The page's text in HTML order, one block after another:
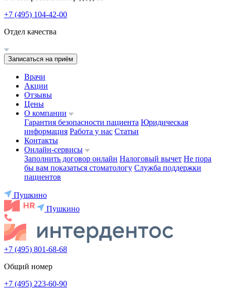
+7 (495) 104-42-00
Отдел качества
Записаться на приём
Врачи
Акции
Отзывы
Цены
О компании
Гарантия безопасности пациента Юридическая
информация Работа у нас Статьи
Контакты
Онлайн-сервисы
Заполнить договор онлайн Налоговый вычет Не пора
бы вам показаться стоматологу Служба поддержки
пациентов
Пушкино
Пушкино
+7 (495) 801-68-68
Общий номер
+7 (495) 223-60-90